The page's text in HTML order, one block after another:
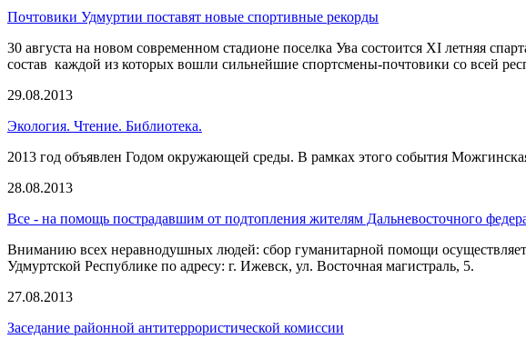
Почтовики Удмуртии поставят новые спортивные рекорды
30 августа на новом современном стадионе поселка Ува состоится XI летняя
состав каждой из которых вошли сильнейшие спортсмены-почтовики со всей
29.08.2013
Экология. Чтение. Библиотека.
2013 год объявлен Годом окружающей среды. В рамках этого события
28.08.2013
Все - на помощь пострадавшим от подтопления жителям Дальневосточного
Вниманию всех неравнодушных людей: сбор гуманитарной помощи
Удмуртской Республике по адресу: г. Ижевск, ул. Восточная магистраль, 5.
27.08.2013
Заседание районной антитеррористической комиссии